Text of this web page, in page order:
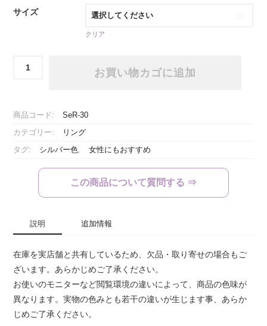
サイズ
クリア
ク
ー
ス
個
お買い物カゴに追加
商品コード: SeR-30
カテゴリー: リング
タグ: シルバー色, 女性にもおすすめ
この商品について質問する ⇒
説明 追加情報
在庫を実店舗と共有しているため、欠品・取り寄せの場合もご
ざいます。あらかじめご了承ください。
お使いのモニターなど閲覧環境の違いによって、商品の色味が
異なります。実物の色みとも若干の違いが生じます事、あらか
じめご了承ください。